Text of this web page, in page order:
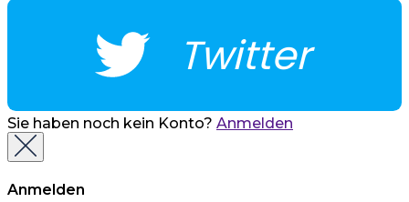
Twitter
Sie haben noch kein Konto? Anmelden
Anmelden